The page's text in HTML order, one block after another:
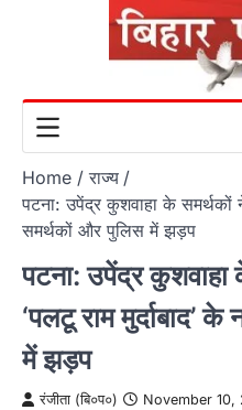
Home
राज्य
पटना: उपेंद्र कुशवाहा के समर्थकों
समर्थकों और पुलिस में झड़प
पटना: उपेंद्र कुशवाहा
‘पलटू राम मुर्दाबाद’
में झड़प
रंजीता (बि०प०) November 10,